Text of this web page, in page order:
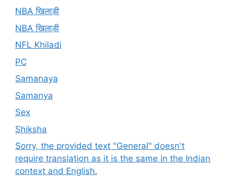
NBA खिलाड़ी
NBA खिलाड़ी
NFL Khiladi
PC
Samanaya
Samanya
Sex
Shiksha
Sorry, the provided text "General" doesn't
require translation as it is the same in the Indian
context and English.